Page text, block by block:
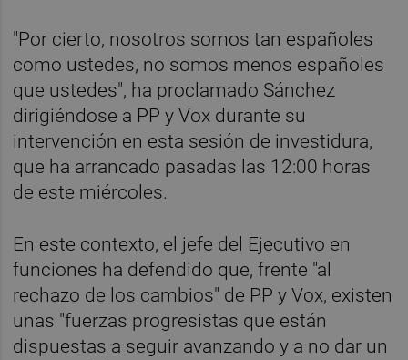
"Por cierto, nosotros somos tan españoles
como ustedes, no somos menos españoles
que ustedes", ha proclamado Sánchez
dirigiéndose a PP y Vox durante su
intervención en esta sesión de investidura,
que ha arrancado pasadas las 12:00 horas
de este miércoles.
En este contexto, el jefe del Ejecutivo en
funciones ha defendido que, frente "al
rechazo de los cambios" de PP y Vox, existen
unas "fuerzas progresistas que están
dispuestas a seguir avanzando y a no dar un